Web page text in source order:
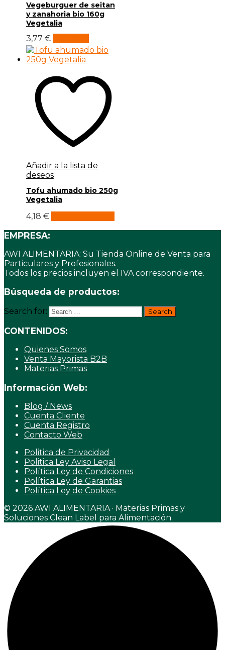
Vegeburguer de seitan
y zanahoria bio 160g
Vegetalia
3,77 €
Añadir a la lista de
deseos
Tofu ahumado bio 250g
Vegetalia
4,18 €
EMPRESA:
AWI ALIMENTARIA: Su Tienda Online de Venta para
Particulares y Profesionales.
Todos los precios incluyen el IVA correspondiente.
Búsqueda de productos:
Search for:
CONTENIDOS:
Quienes Somos
Venta Mayorista B2B
Materias Primas
Información Web:
Blog / News
Cuenta Cliente
Cuenta Registro
Contacto Web
Politica de Privacidad
Politica Ley Aviso Legal
Política Ley de Condiciones
Política Ley de Garantias
Política Ley de Cookies
© 2026 AWI ALIMENTARIA · Materias Primas y
Soluciones Clean Label para Alimentación